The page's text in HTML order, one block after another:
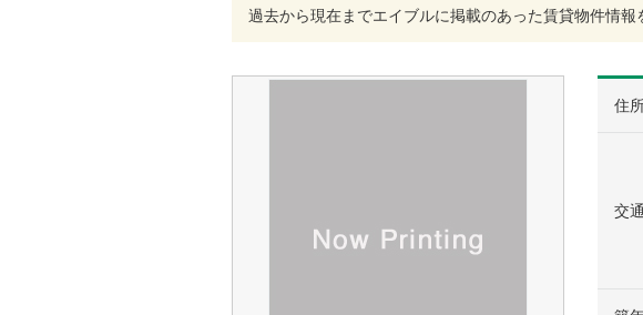
過去から現在までエイブルに掲載のあった賃貸物件情報
住
交通